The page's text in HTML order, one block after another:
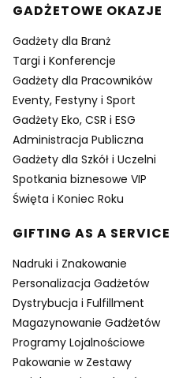
GADŻETOWE OKAZJE
Gadżety dla Branż
Targi i Konferencje
Gadżety dla Pracowników
Eventy, Festyny i Sport
Gadżety Eko, CSR i ESG
Administracja Publiczna
Gadżety dla Szkół i Uczelni
Spotkania biznesowe VIP
Święta i Koniec Roku
GIFTING AS A SERVICE
Nadruki i Znakowanie
Personalizacja Gadżetów
Dystrybucja i Fulfillment
Magazynowanie Gadżetów
Programy Lojalnościowe
Pakowanie w Zestawy